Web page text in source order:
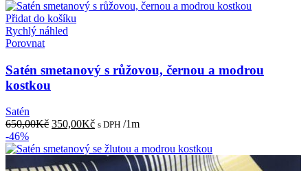
Přidat do košíku
Rychlý náhled
Porovnat
Satén smetanový s růžovou, černou a modrou
kostkou
Satén
650,00Kč Původní
byla:
650,00Kč.
350,00KčAktuální
je:
350,00Kč.
s DPH /1m
-46%